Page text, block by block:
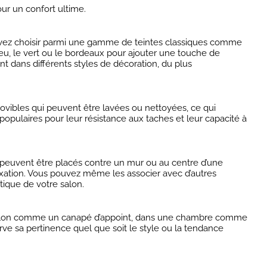
un confort ultime.
choisir parmi une gamme de teintes classiques comme
le vert ou le bordeaux pour ajouter une touche de
dans différents styles de décoration, du plus
qui peuvent être lavées ou nettoyées, ce qui
pour leur résistance aux taches et leur capacité à
être placés contre un mur ou au centre d’une
Vous pouvez même les associer avec d’autres
de votre salon.
comme un canapé d’appoint, dans une chambre comme
sa pertinence quel que soit le style ou la tendance